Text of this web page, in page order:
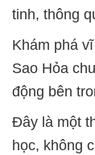
tinh, thông
Khám phá
Sao Hỏa
động bên
Đây là một
học, không